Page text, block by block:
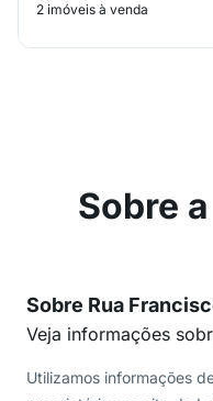
2 imóveis à venda
Sobre
Sobre Rua
Veja informações
Utilizamos informações